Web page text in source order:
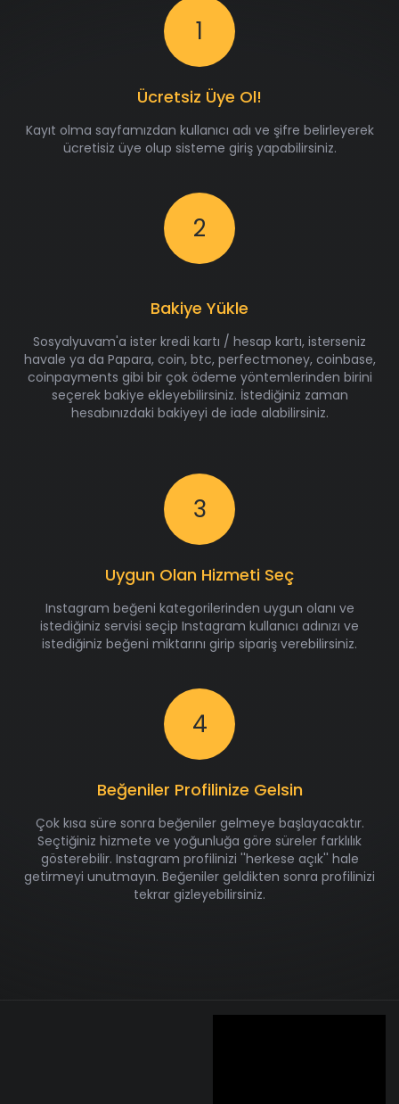
1
Ücretsiz Üye Ol!
Kayıt olma sayfamızdan kullanıcı adı ve şifre belirleyerek
ücretisiz üye olup sisteme giriş yapabilirsiniz.
2
Bakiye Yükle
Sosyalyuvam'a ister kredi kartı / hesap kartı, isterseniz
havale ya da Papara, coin, btc, perfectmoney, coinbase,
coinpayments gibi bir çok ödeme yöntemlerinden birini
seçerek bakiye ekleyebilirsiniz. İstediğiniz zaman
hesabınızdaki bakiyeyi de iade alabilirsiniz.
3
Uygun Olan Hizmeti Seç
Instagram beğeni kategorilerinden uygun olanı ve
istediğiniz servisi seçip Instagram kullanıcı adınızı ve
istediğiniz beğeni miktarını girip sipariş verebilirsiniz.
4
Beğeniler Profilinize Gelsin
Çok kısa süre sonra beğeniler gelmeye başlayacaktır.
Seçtiğiniz hizmete ve yoğunluğa göre süreler farklılık
gösterebilir. Instagram profilinizi ''herkese açık'' hale
getirmeyi unutmayın. Beğeniler geldikten sonra profilinizi
tekrar gizleyebilirsiniz.